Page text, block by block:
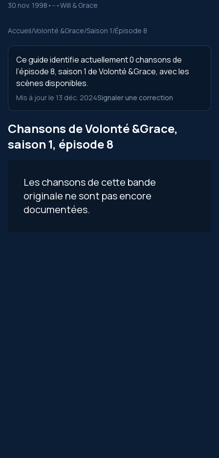
30 nov. 1998 • -- •Will & Grace
Accueil/Volonté &Grace/Saison 1/Épisode 8
Ce guide identifie actuellement 0 chansons de
l’épisode 8, saison 1 de Volonté &Grace, avec les
scènes disponibles.
Mis à jour le 13 déc. 2024Signaler une correction
Chansons de Volonté &Grace,
saison 1, épisode 8
Les chansons de cette bande
originale ne sont pas encore
documentées.